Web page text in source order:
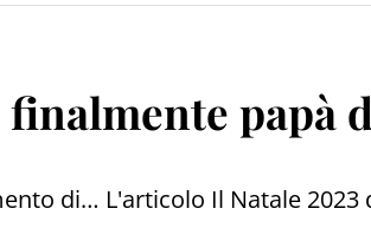
finalmente papà
di… L'articolo Il Natale 2023